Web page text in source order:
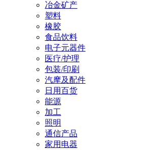
冶金矿产
塑料
橡胶
食品饮料
电子元器件
医疗/护理
包装/印刷
汽摩及配件
日用百货
能源
加工
照明
通信产品
家用电器